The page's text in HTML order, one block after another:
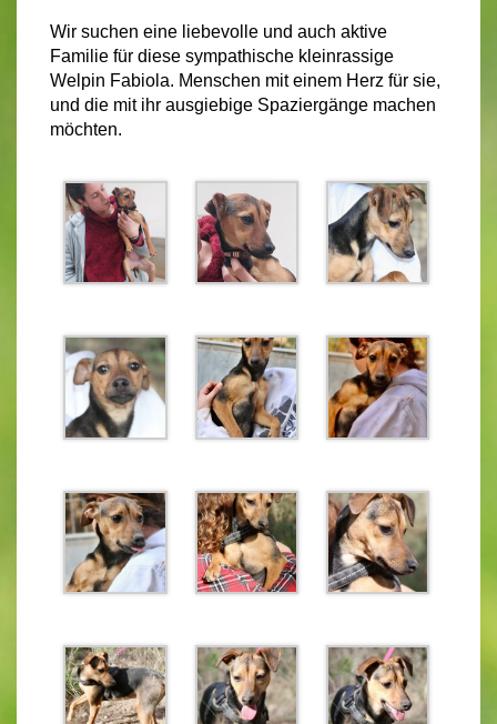
Wir suchen eine liebevolle und auch aktive
Familie für diese sympathische kleinrassige
Welpin Fabiola. Menschen mit einem Herz für sie,
und die mit ihr ausgiebige Spaziergänge machen
möchten.